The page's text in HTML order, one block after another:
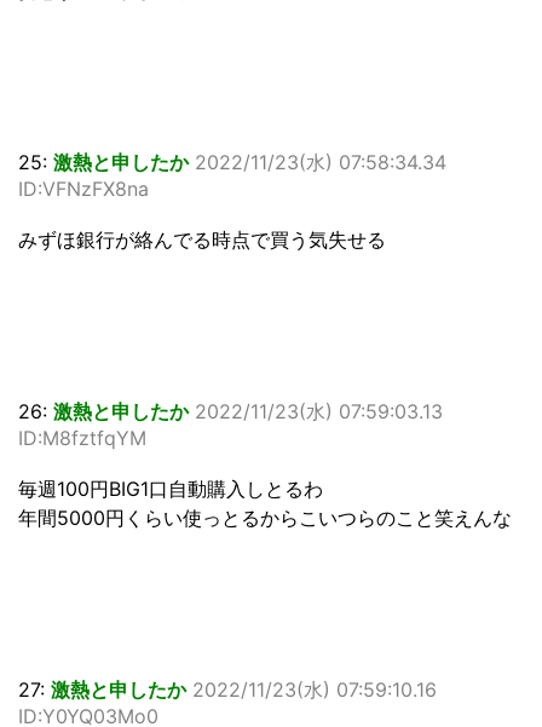
25: 激熱と申したか 2022/11/23(水) 07:58:34.34
ID:VFNzFX8na
みずほ銀行が絡んでる時点で買う気失せる
26: 激熱と申したか 2022/11/23(水) 07:59:03.13
ID:M8fztfqYM
毎週100円BIG1口自動購入しとるわ
年間5000円くらい使っとるからこいつらのこと笑えんな
27: 激熱と申したか 2022/11/23(水) 07:59:10.16
ID:Y0YQ03Mo0